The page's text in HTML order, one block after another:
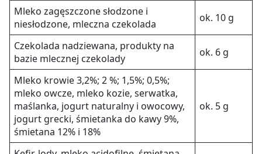
Mleko zagęszczone słodzone i
niesłodzone, mleczna czekolada
ok. 10 g
Czekolada nadziewana, produkty na
bazie mlecznej czekolady
ok. 6 g
Mleko krowie 3,2%; 2 %; 1,5%; 0,5%;
mleko owcze, mleko kozie, serwatka,
maślanka, jogurt naturalny i owocowy,
jogurt grecki, śmietanka do kawy 9%,
śmietana 12% i 18%
ok. 5 g